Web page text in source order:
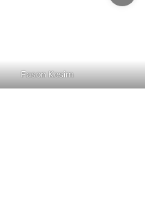
Reklam Malzemeleri Satışı